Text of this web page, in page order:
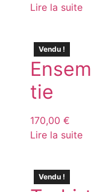
Lire la suite
Vendu !
tie
170,00 €
Lire la suite
Vendu !